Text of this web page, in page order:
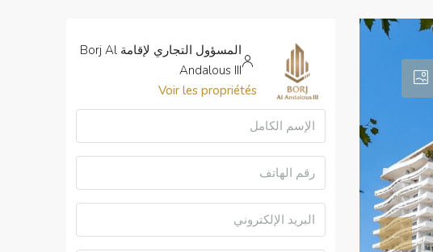
المسؤول التجاري لإقامة Borj Al
Andalous III
Voir les propriétés